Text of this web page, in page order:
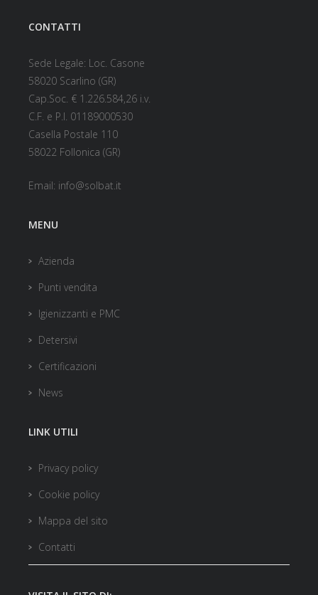
CONTATTI
Sede Legale: Loc. Casone
58020 Scarlino (GR)
Cap.Soc. € 1.226.584,26 i.v.
C.F. e P.I. 01189000530
Casella Postale 110
58022 Follonica (GR)
Email: info@solbat.it
MENU
Azienda
Punti vendita
Igienizzanti e PMC
Detersivi
Certificazioni
News
LINK UTILI
Privacy policy
Cookie policy
Mappa del sito
Contatti